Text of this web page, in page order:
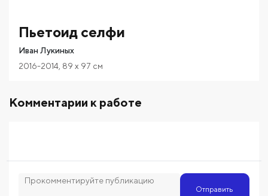
Пьетоид селфи
Иван Лукиных
2016-2014 89 x 97 см
Комментарии к работе
Отправить